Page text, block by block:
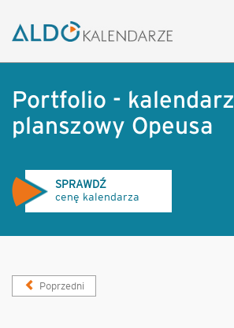
Portfolio - kalendarz
planszowy Opeusa
SPRAWDŹ
cenę kalendarza
Poprzedni